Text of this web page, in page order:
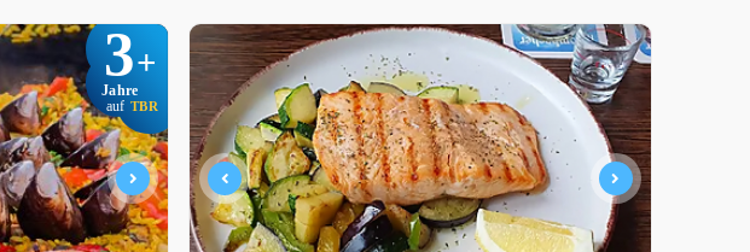
3+
Jahre
auf TBR